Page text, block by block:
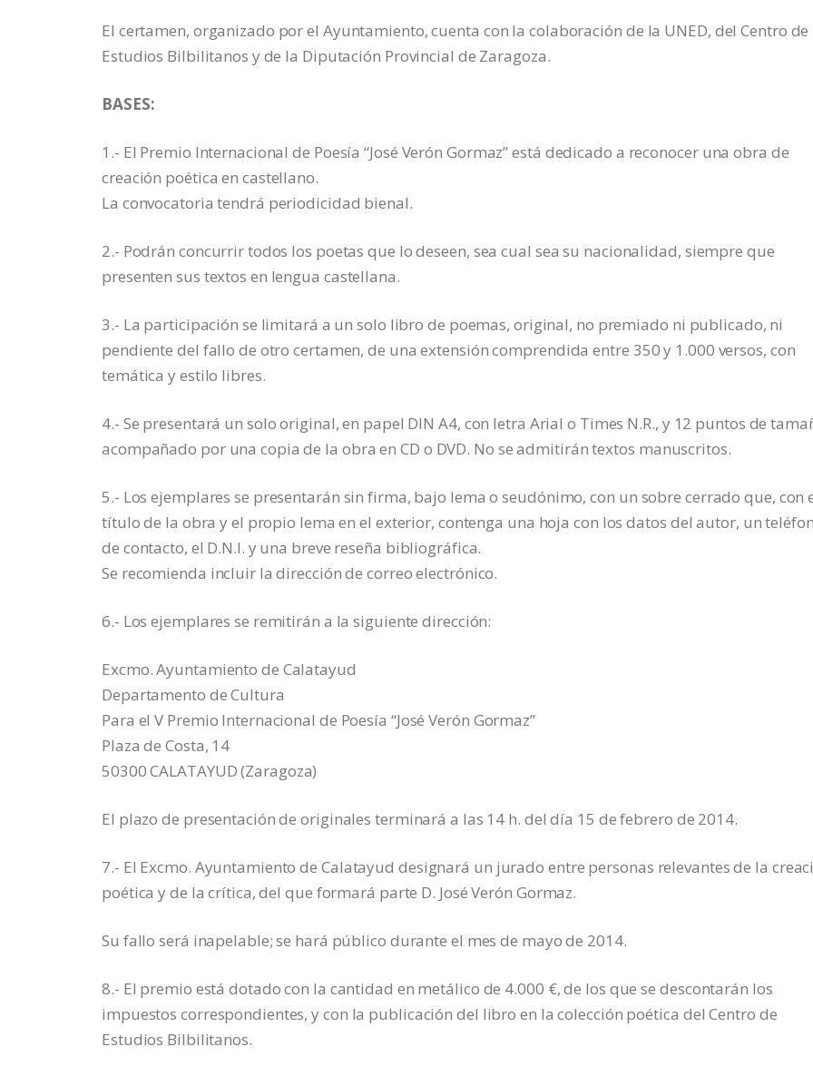
El certamen, organizado por el Ayuntamiento, cuenta con la colaboración de la UNED, del Centro de
Estudios Bilbilitanos y de la Diputación Provincial de Zaragoza.
BASES:
1.- El Premio Internacional de Poesía “José Verón Gormaz” está dedicado a reconocer una obra de
creación poética en castellano.
La convocatoria tendrá periodicidad bienal.
2.- Podrán concurrir todos los poetas que lo deseen, sea cual sea su nacionalidad, siempre que
presenten sus textos en lengua castellana.
3.- La participación se limitará a un solo libro de poemas, original, no premiado ni publicado, ni
pendiente del fallo de otro certamen, de una extensión comprendida entre 350 y 1.000 versos, con
temática y estilo libres.
4.- Se presentará un solo original, en papel DIN A4, con letra Arial o Times N.R., y 12 puntos de
acompañado por una copia de la obra en CD o DVD. No se admitirán textos manuscritos.
5.- Los ejemplares se presentarán sin firma, bajo lema o seudónimo, con un sobre cerrado que, con
título de la obra y el propio lema en el exterior, contenga una hoja con los datos del autor, un
de contacto, el D.N.I. y una breve reseña bibliográfica.
Se recomienda incluir la dirección de correo electrónico.
6.- Los ejemplares se remitirán a la siguiente dirección:
Excmo. Ayuntamiento de Calatayud
Departamento de Cultura
Para el V Premio Internacional de Poesía “José Verón Gormaz”
Plaza de Costa, 14
50300 CALATAYUD (Zaragoza)
El plazo de presentación de originales terminará a las 14 h. del día 15 de febrero de 2014.
7.- El Excmo. Ayuntamiento de Calatayud designará un jurado entre personas relevantes de la
poética y de la crítica, del que formará parte D. José Verón Gormaz.
Su fallo será inapelable; se hará público durante el mes de mayo de 2014.
8.- El premio está dotado con la cantidad en metálico de 4.000 €, de los que se descontarán los
impuestos correspondientes, y con la publicación del libro en la colección poética del Centro de
Estudios Bilbilitanos.